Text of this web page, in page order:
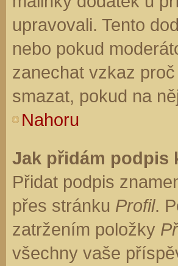
upravovali. Tento
nebo pokud
zanechat vzkaz
smazat, pokud na
Nahoru
Jak přidám podpis
Přidat podpis
přes stránku Profil.
zatržením položky
všechny vaše